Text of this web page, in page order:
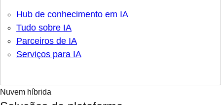
Hub de conhecimento em IA
Tudo sobre IA
Parceiros de IA
Serviços para IA
Nuvem híbrida